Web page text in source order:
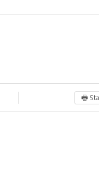
🖶